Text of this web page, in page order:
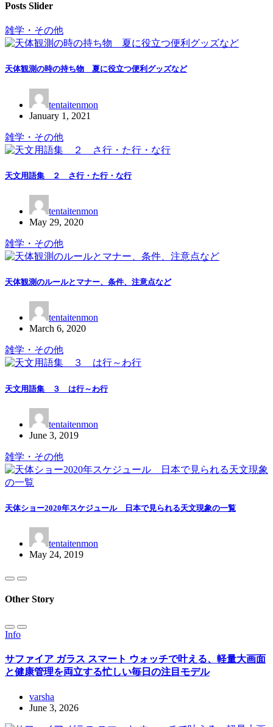
Posts Slider
雑学・その他
天体観測の時の持ち物 夏に役立つ便利グッズなど
tentaitenmon
January 1, 2021
雑学・その他
天文用語集 ２ さ行・た行・な行
tentaitenmon
May 29, 2020
雑学・その他
天体観測のルールとマナー、条件、注意点など
tentaitenmon
March 6, 2020
雑学・その他
天文用語集 ３ は行～わ行
tentaitenmon
June 3, 2019
雑学・その他
天体ショー2020年スケジュール 日本で見られる天文現象の一覧
tentaitenmon
May 24, 2019
Other Story
Info
サファイア ガラス スマート ウォッチで叶える、軽量大画面
と健康管理を両立する忙しい毎日の注目モデル
varsha
June 3, 2026